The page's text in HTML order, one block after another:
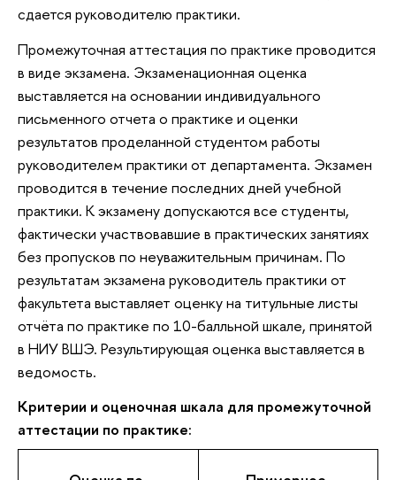
сдается руководителю практики.
Промежуточная аттестация по практике проводится
в виде экзамена. Экзаменационная оценка
выставляется на основании индивидуального
письменного отчета о практике и оценки
результатов проделанной студентом работы
руководителем практики от департамента. Экзамен
проводится в течение последних дней учебной
практики. К экзамену допускаются все студенты,
фактически участвовавшие в практических занятиях
без пропусков по неуважительным причинам. По
результатам экзамена руководитель практики от
факультета выставляет оценку на титульные листы
отчёта по практике по 10-балльной шкале, принятой
в НИУ ВШЭ. Результирующая оценка выставляется в
ведомость.
Критерии и оценочная шкала для промежуточной
аттестации по практике: